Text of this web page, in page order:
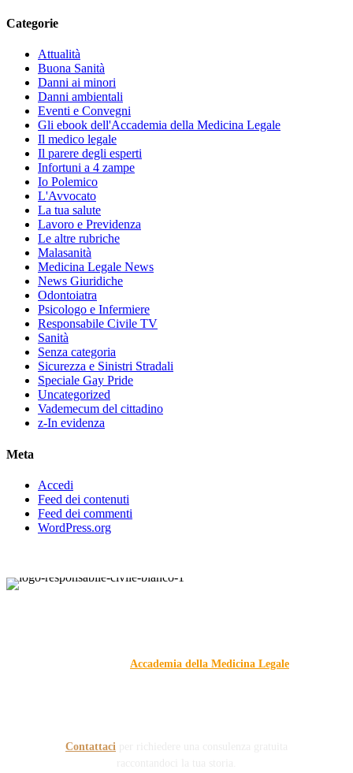
Categorie
Attualità
Buona Sanità
Danni ai minori
Danni ambientali
Eventi e Convegni
Gli ebook dell'Accademia della Medicina Legale
Il medico legale
Il parere degli esperti
Infortuni a 4 zampe
Io Polemico
L'Avvocato
La tua salute
Lavoro e Previdenza
Le altre rubriche
Malasanità
Medicina Legale News
News Giuridiche
Odontoiatra
Psicologo e Infermiere
Responsabile Civile TV
Sanità
Senza categoria
Sicurezza e Sinistri Stradali
Speciale Gay Pride
Uncategorized
Vademecum del cittadino
z-In evidenza
Meta
Accedi
Feed dei contenuti
Feed dei commenti
WordPress.org
Accademia della Medicina Legale
Contattaci